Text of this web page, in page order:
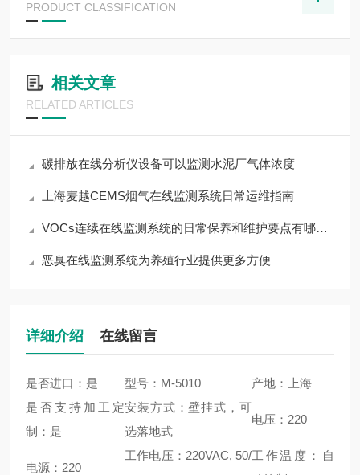
PRODUCT CLASSIFICATION
相关文章
RELATED ARTICLES
碳排放在线分析仪设备可以监测水泥厂气体浓度
上海麦越CEMS烟气在线监测系统日常运维指南
VOCs连续在线监测系统的日常保养和维护要点有哪些 上海麦越
恶臭在线监测系统为养殖行业提供更多方便
详细介绍 在线留言
是否进口：是 型号：M-5010
产地：上海
是否支持加工定
制：是
安装方式：壁挂式，可
选落地式
电压：220
电源：220
工作电压：220VAC, 50/工作温度：自